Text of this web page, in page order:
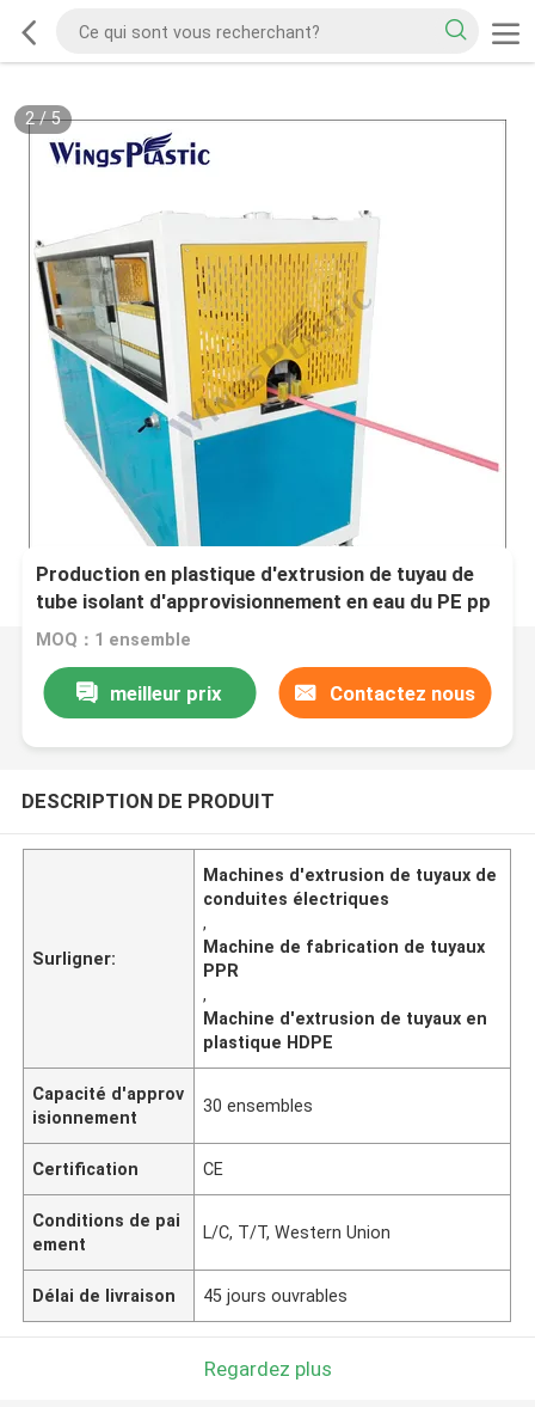
2/5
Production en plastique d'extrusion de tuyau de
tube isolant d'approvisionnement en eau du PE pp
PPR de HDPE faisant la machine de tuyau de ppr
MOQ：1 ensemble
meilleur prix Contactez nous
DESCRIPTION DE PRODUIT
Surligner:
Machines d'extrusion de tuyaux de
conduites électriques
,
Machine de fabrication de tuyaux
PPR
,
Machine d'extrusion de tuyaux en
plastique HDPE
Capacité d'approv
isionnement
30 ensembles
Certification CE
Conditions de pai
ement
L/C, T/T, Western Union
Délai de livraison 45 jours ouvrables
Regardez plus